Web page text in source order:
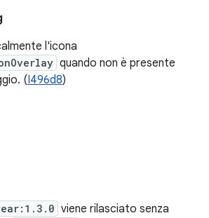
l'icona
quando non è presente
(I496d8)
viene rilasciato senza